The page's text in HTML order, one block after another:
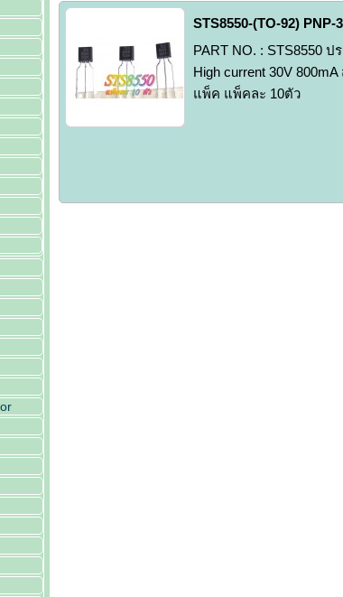
STS8550-(TO-92)
PART NO. : STS8550
High current 30V
แพ็ค แพ็คละ 10ตัว